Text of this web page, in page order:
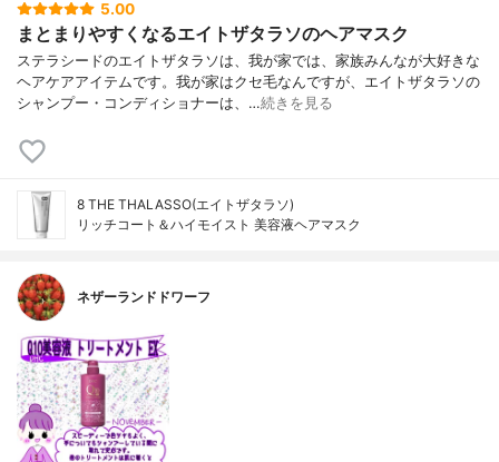
5.00
まとまりやすくなるエイトザタラソのヘアマスク
ステラシードのエイトザタラソは、我が家では、家族みんなが大好きな
ヘアケアアイテムです。我が家はクセ毛なんですが、エイトザタラソの
シャンプー・コンディショナーは、…続きを見る
8 THE THALASSO(エイトザタラソ)
リッチコート＆ハイモイスト 美容液ヘアマスク
ネザーランドドワーフ